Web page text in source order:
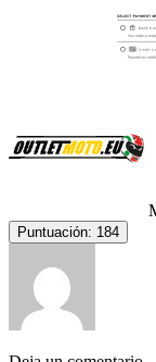
Puntuación: 184